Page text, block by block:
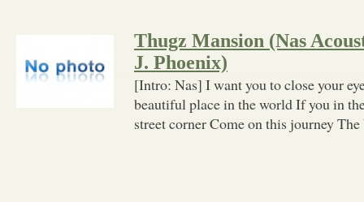
Thugz Mansion (Nas
J. Phoenix)
[Intro: Nas] I want you to close your
beautiful place in the world If you in
street corner Come on this journey